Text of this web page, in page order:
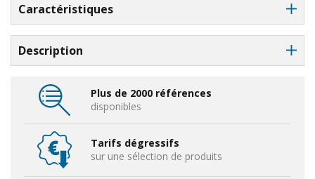
Caractéristiques
Description
Plus de 2000 références
disponibles
Tarifs dégressifs
sur une sélection de produits